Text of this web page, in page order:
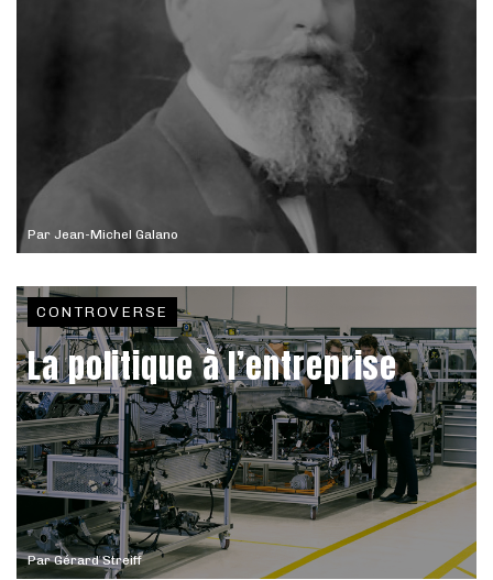
Par Jean-Michel Galano
ParGérard Streiff
CONTROVERSE
La politique à l’entreprise